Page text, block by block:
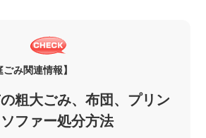
ごみ関連情報】
粗大ごみ、布団、プリン
ファー処分方法